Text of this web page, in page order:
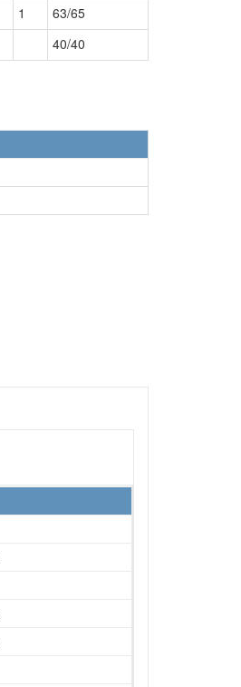
1
63/65
40/40